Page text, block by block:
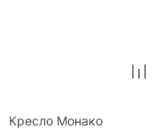
Кресло Монако